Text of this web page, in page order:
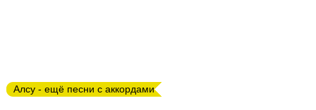
Алсу - ещё песни с аккордами